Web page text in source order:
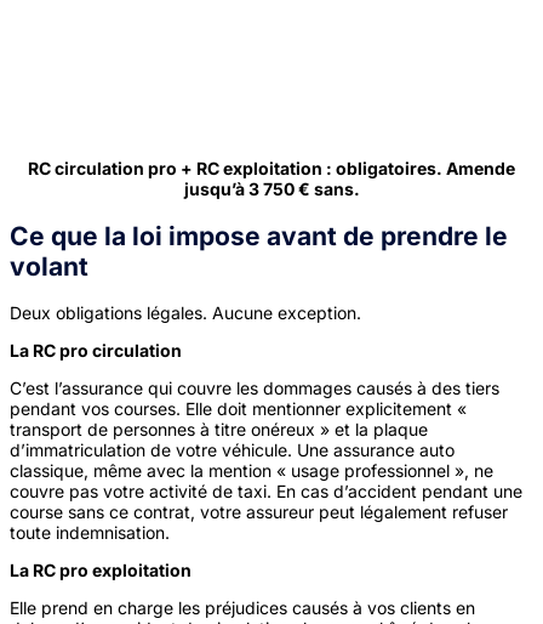
RC circulation pro + RC exploitation : obligatoires. Amende
jusqu’à 3 750 € sans.
Ce que la loi impose avant de prendre le
volant
Deux obligations légales. Aucune exception.
La RC pro circulation
C’est l’assurance qui couvre les dommages causés à des tiers
pendant vos courses. Elle doit mentionner explicitement «
transport de personnes à titre onéreux » et la plaque
d’immatriculation de votre véhicule. Une assurance auto
classique, même avec la mention « usage professionnel », ne
couvre pas votre activité de taxi. En cas d’accident pendant une
course sans ce contrat, votre assureur peut légalement refuser
toute indemnisation.
La RC pro exploitation
Elle prend en charge les préjudices causés à vos clients en